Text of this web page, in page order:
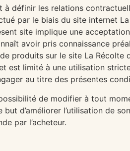
définir les relations
par le biais du site internet
site implique une
avoir pris connaissance
de produits sur le site La
est limité à une utilisation
au titre des présentes
de modifier à tout
d’améliorer l’utilisation de
par l’acheteur.